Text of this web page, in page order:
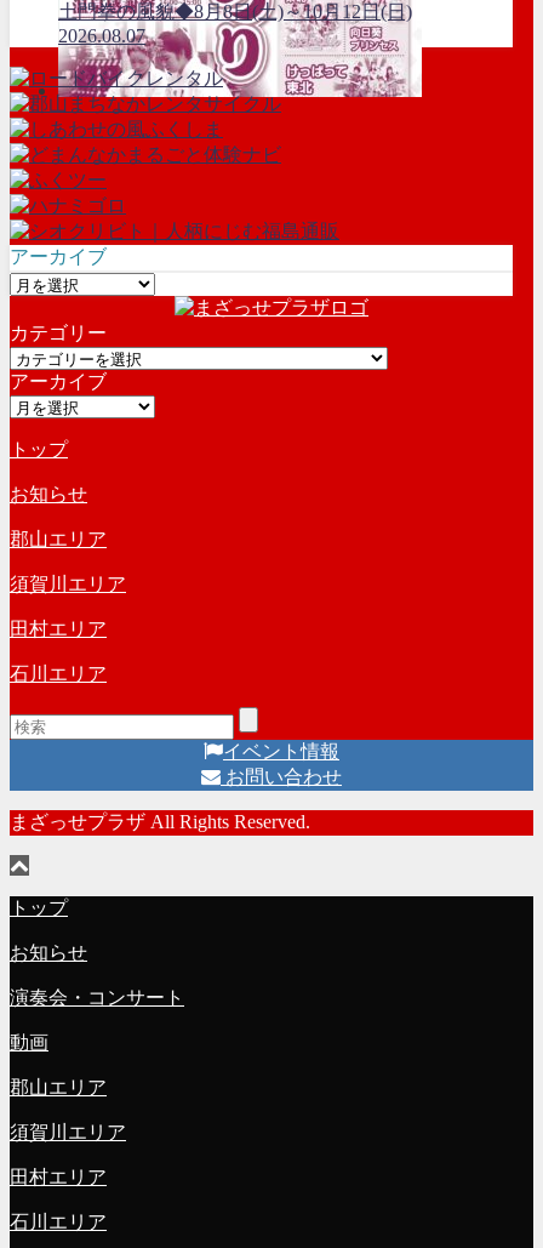
土門拳の風貌◆8月8日(土)～10月12日(日)
2026.08.07
アーカイブ
ア
カ
イ
ブ
カテゴリー
カ
テ
ゴ
ー
アーカイブ
ア
カ
イ
ブ
トップ
お知らせ
郡山エリア
須賀川エリア
田村エリア
石川エリア
イベント情報
お問い合わせ
まざっせプラザ All Rights Reserved.
トップ
お知らせ
演奏会・コンサート
動画
郡山エリア
須賀川エリア
田村エリア
石川エリア